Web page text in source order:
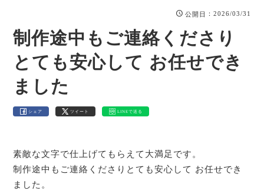
公開日 ：2026/03/31
制作途中もご連絡くださり
とても安心して お任せでき
ました
シェア ツイート LINEで送る
素敵な文字で仕上げてもらえて大満足です。
制作途中もご連絡くださりとても安心して お任せでき
ました。